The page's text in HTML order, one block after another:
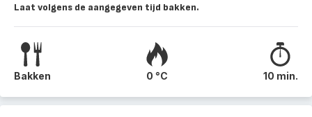
Laat volgens de aangegeven tijd bakken.
Bakken 0 °C 10 min.